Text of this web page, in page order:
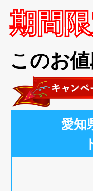
期間
このお
愛知